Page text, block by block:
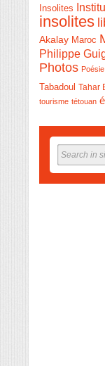
Insolites
insolites
Akalay Maroc
Philippe
Photos Poésie
Tabadoul Tahar
tourisme tétouan